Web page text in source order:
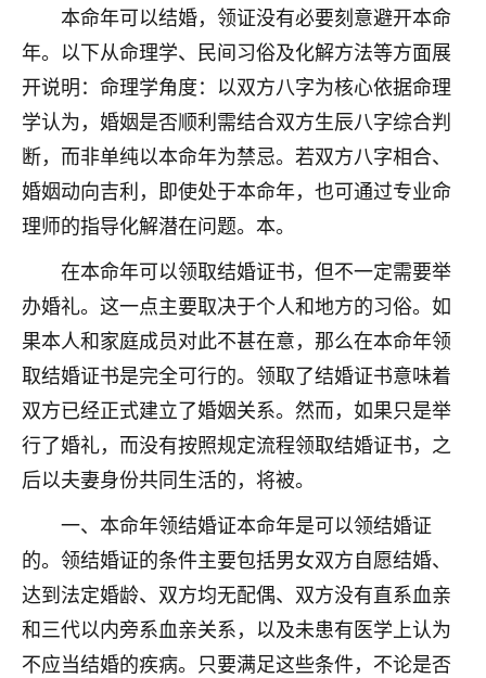
本命年可以结婚，领证没有必要刻意避开本命
年。以下从命理学、民间习俗及化解方法等方面展
开说明：命理学角度：以双方八字为核心依据命理
学认为，婚姻是否顺利需结合双方生辰八字综合判
断，而非单纯以本命年为禁忌。若双方八字相合、
婚姻动向吉利，即使处于本命年，也可通过专业命
理师的指导化解潜在问题。本。
在本命年可以领取结婚证书，但不一定需要举
办婚礼。这一点主要取决于个人和地方的习俗。如
果本人和家庭成员对此不甚在意，那么在本命年领
取结婚证书是完全可行的。领取了结婚证书意味着
双方已经正式建立了婚姻关系。然而，如果只是举
行了婚礼，而没有按照规定流程领取结婚证书，之
后以夫妻身份共同生活的，将被。
一、本命年领结婚证本命年是可以领结婚证
的。领结婚证的条件主要包括男女双方自愿结婚、
达到法定婚龄、双方均无配偶、双方没有直系血亲
和三代以内旁系血亲关系，以及未患有医学上认为
不应当结婚的疾病。只要满足这些条件，不论是否
付深
我是公司人事调整，有升迁机会，但同时竞争的我们
三个，找老师的时候是抱着侥幸心理，没想到老师看
着我晋升有望，我半信半疑的按照老师建议，做了化
太岁还有一个发钱粮，本来年前的人事调整，拖到年
后，我以为都没戏了，结果开年一上班，开会提拔升
职第一个就是我，职务无所谓，主要是底薪加了
3000，非常开心，无论如何，感恩感谢！🙏🏻
12小时前 来自北京 32
心心相印
我身体不太好，总是病病殃殃的，去检查又没什么大
问题，反正就是不舒服。中医西医看遍了，找不到问
题，后来无意中看到有人推荐慧来老师，跟老师聊过
之后，心情豁然开朗，也听老师建议，处理了一些因
果问题。今年以来，身体比以前好多，主要是心情好
鹿森：是的，其实跟老师聊过之后，最大的感
触，首先就是心态会变好，万般皆是命，半点
不由人！
1天前 来自四川